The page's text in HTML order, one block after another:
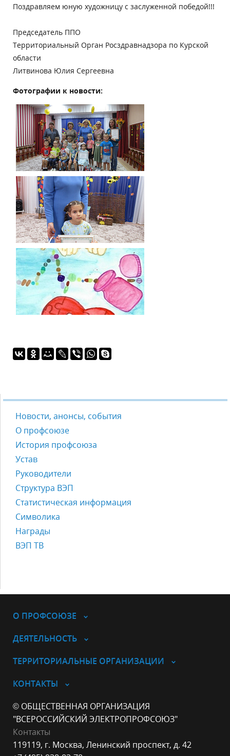
Поздравляем юную художницу с заслуженной победой!!!
Председатель ППО
Территориальный Орган Росздравнадзора по Курской
области
Литвинова Юлия Сергеевна
Фотографии к новости:
Новости, анонсы, события
О профсоюзе
История профсоюза
Устав
Руководители
Структура ВЭП
Статистическая информация
Символика
Награды
ВЭП ТВ
О ПРОФСОЮЗЕ
ДЕЯТЕЛЬНОСТЬ
ТЕРРИТОРИАЛЬНЫЕ ОРГАНИЗАЦИИ
КОНТАКТЫ
© ОБЩЕСТВЕННАЯ ОРГАНИЗАЦИЯ
"ВСЕРОССИЙСКИЙ ЭЛЕКТРОПРОФСОЮЗ"
Контакты
119119, г. Москва, Ленинский проспект, д. 42